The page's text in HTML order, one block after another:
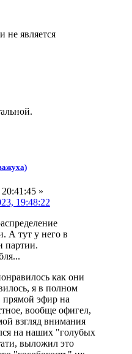
не является
»
19:48:22
А тут у него в
партии.
как они
я в полном
прямой эфир на
вообще офигел,
взгляд внимания
на наших "голубых
выложил это